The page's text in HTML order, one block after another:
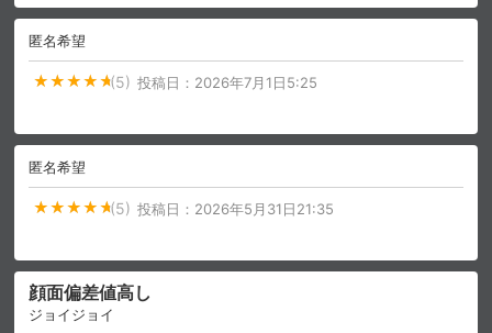
匿名希望
(5) 投稿日： 2026年7月1日5:25
匿名希望
(5) 投稿日： 2026年5月31日21:35
顔面偏差値高し
ジョイジョイ